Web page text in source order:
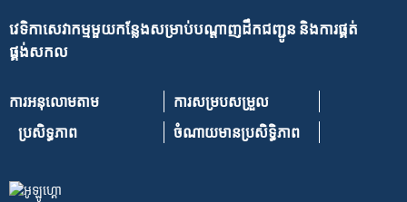
វេទិកាសេវាកម្មមួយកន្លែងសម្រាប់បណ្តាញដឹកជញ្ជូន និងការផ្គត់
ផ្គង់សកល
ការអនុលោមតាម
ការសម្របសម្រួល
ប្រសិទ្ធភាព
ចំណាយ​មាន​ប្រសិទ្ធិ​ភាព